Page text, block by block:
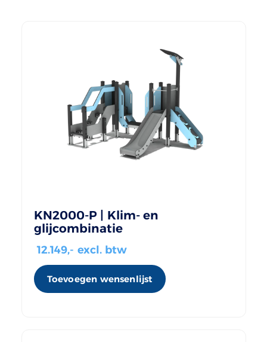
KN2000-P | Klim- en
glijcombinatie
12.149,- excl. btw
Toevoegen wensenlijst